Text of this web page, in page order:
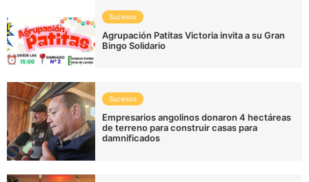
Sucesos
Agrupación Patitas Victoria invita a su Gran
Bingo Solidario
Sucesos
Empresarios angolinos donaron 4 hectáreas
de terreno para construir casas para
damnificados